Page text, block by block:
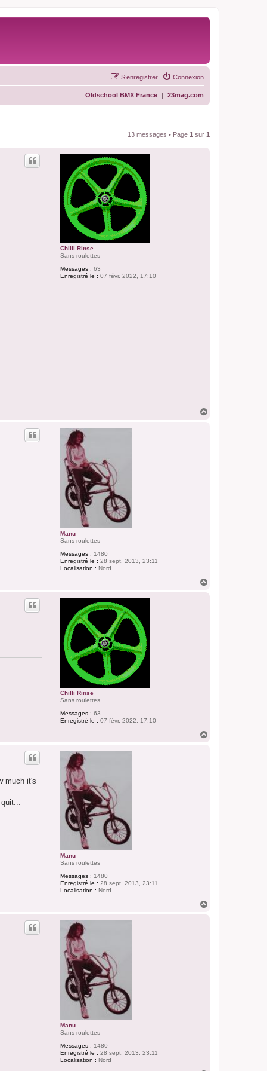
Connexion
S’enregistrer
23mag.com
|
Oldschool BMX France
13 messages • Page 1 sur 1
Chilli Rinse
Sans roulettes
Messages : 63
Enregistré le : 07 févr. 2022, 17:10
Manu
Sans roulettes
Messages : 1480
Enregistré le : 28 sept. 2013, 23:11
Localisation : Nord
Chilli Rinse
Sans roulettes
Messages : 63
Enregistré le : 07 févr. 2022, 17:10
Manu
Sans roulettes
Messages : 1480
Enregistré le : 28 sept. 2013, 23:11
Localisation : Nord
much it's
Manu
Sans roulettes
Messages : 1480
Enregistré le : 28 sept. 2013, 23:11
Localisation : Nord